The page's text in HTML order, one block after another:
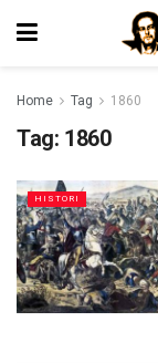
Home Tag 1860
Tag: 1860
HISTORI